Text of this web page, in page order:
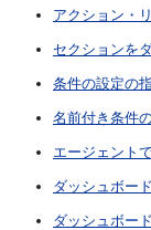
アクション・
セクションを
条件の設定の
名前付き条件
エージェント
ダッシュボー
ダッシュボー